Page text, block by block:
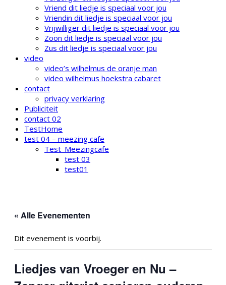
Vriend dit liedje is speciaal voor jou
Vriendin dit liedje is speciaal voor jou
Vrijwilliger dit liedje is speciaal voor jou
Zoon dit liedje is speciaal voor jou
Zus dit liedje is speciaal voor jou
video
video’s wilhelmus de oranje man
video wilhelmus hoekstra cabaret
contact
privacy verklaring
Publiciteit
contact 02
TestHome
test 04 – meezing cafe
Test_Meezingcafe
test 03
test01
« Alle Evenementen
Dit evenement is voorbij.
Liedjes van Vroeger en Nu –